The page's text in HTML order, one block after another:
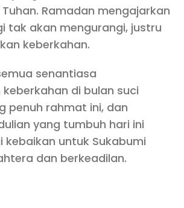
Ramadan mengajarkan
tak akan mengurangi, justru
keberkahan.
senantiasa
di bulan suci
penuh rahmat ini, dan
yang tumbuh hari ini
kebaikan untuk Sukabumi
dan berkeadilan.